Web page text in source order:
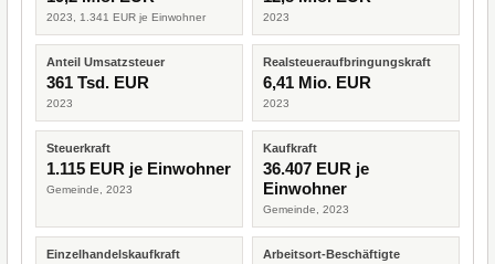
2023, 1.341 EUR je Einwohner 2023
Anteil Umsatzsteuer
361 Tsd. EUR
2023
Realsteueraufbringungskraft
6,41 Mio. EUR
2023
Steuerkraft
1.115 EUR je Einwohner
Gemeinde, 2023
Kaufkraft
36.407 EUR je
Einwohner
Gemeinde, 2023
Einzelhandelskaufkraft Arbeitsort-Beschäftigte